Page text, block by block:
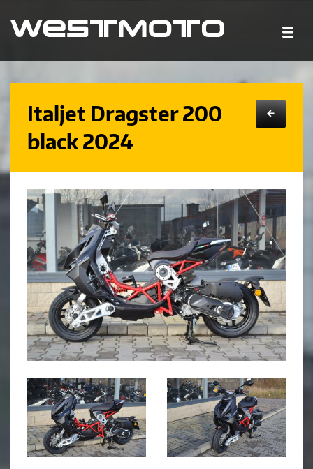
←
Italjet Dragster 200
black 2024